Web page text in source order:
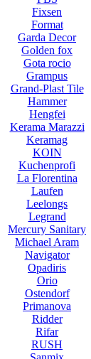
Fixsen
Format
Garda Decor
Golden fox
Gota rocio
Grampus
Grand-Plast Tile
Hammer
Hengfei
Kerama Marazzi
Keramag
KOIN
Kuchenprofi
La Florentina
Laufen
Leelongs
Legrand
Mercury Sanitary
Michael Aram
Navigator
Opadiris
Orio
Ostendorf
Primanova
Ridder
Rifar
RUSH